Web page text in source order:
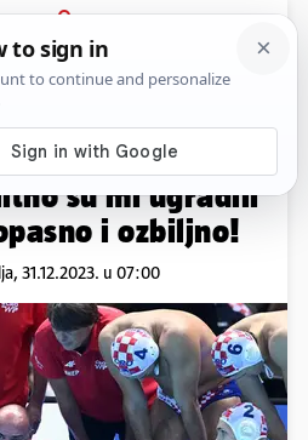
PRIJAVA
Sport Komentari
Tucak uoči
su mi ugradili
i ozbiljno!
31.12.2023. u 07:00